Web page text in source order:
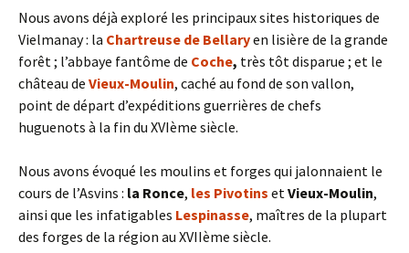
Nous avons déjà exploré les principaux sites historiques de
Vielmanay : la Chartreuse de Bellaryen lisière de la grande
forêt ; l’abbaye fantôme de Coche, très tôt disparue ; et le
château de Vieux-Moulin, caché au fond de son vallon,
point de départ d’expéditions guerrières de chefs
huguenots à la fin du XVIème siècle.
Nous avons évoqué les moulins et forges qui jalonnaient le
cours de l’Asvins : la Ronce, les Pivotins etVieux-Moulin,
ainsi que les infatigables Lespinasse, maîtres de la plupart
des forges de la région au XVIIème siècle.